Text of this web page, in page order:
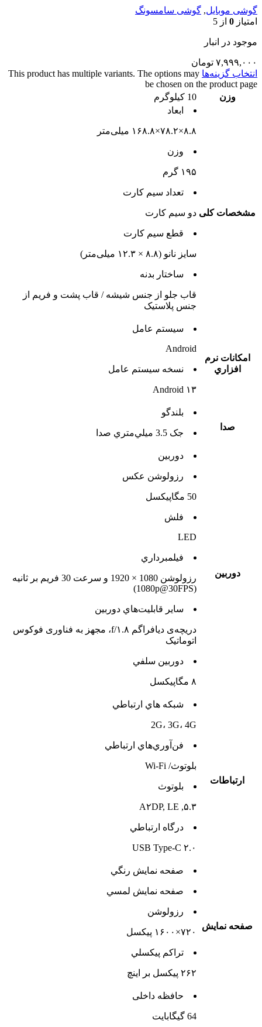
گوشی موبایل, گوشی سامسونگ
امتیاز 0 از 5
موجود در انبار
۷,۹۹۹,۰۰۰ تومان
انتخاب گزینه‌ها This product has multiple variants. The options may
be chosen on the product page
وزن
10 کیلوگرم
مشخصات کلی
ابعاد
۸.۸×۷۸.۲×۱۶۸.۸ میلی‌متر
وزن
۱۹۵ گرم
تعداد سيم کارت
دو سيم کارت
قطع سيم کارت
سایز نانو (۸.۸ × ۱۲.۳ میلی‌متر)
ساختار بدنه
قاب جلو از جنس شیشه / قاب پشت و فریم از
جنس پلاستیک
امکانات نرم
افزاري
سيستم عامل
Android
نسخه سيستم عامل
Android ۱۳
صدا
بلندگو
جک 3.5 ميلي‌متري صدا
دوربين
دوربين
رزولوشن عکس
50 مگاپیکسل
فلش
LED
فيلمبرداري
رزولوشن 1080 × 1920 و سرعت 30 فریم بر ثانیه
(1080p@30FPS)
ساير قابليت‌هاي دوربين
دریچه‌ی دیافراگم f/۱.۸، مجهز به فناوری فوکوس
اتوماتیک
دوربين سلفي
۸ مگاپیکسل
ارتباطات
شبکه هاي ارتباطي
2G، 3G، 4G
فن‌آوري‌هاي ارتباطي
بلوتوث/ Wi-Fi
بلوتوث
۵.۳, A۲DP, LE
درگاه ارتباطي
USB Type-C ۲.۰
صفحه نمايش
صفحه نمايش رنگي
صفحه نمايش لمسي
رزولوشن
۷۲۰×۱۶۰۰ پیکسل
تراکم پيکسلي
۲۶۲ پیکسل بر اینچ
حافظه داخلی
64 گيگابايت